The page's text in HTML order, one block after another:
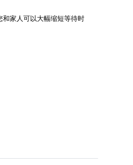
和家人可以大幅缩短等待时